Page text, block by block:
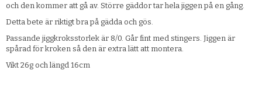
och den kommer att gå av. Större gäddor tar hela jiggen på en gång.
Detta bete är riktigt bra på gädda och gös.
Passande jiggkroksstorlek är 8/0. Går fint med stingers. Jiggen är
spårad för kroken så den är extra lätt att montera.
Vikt 26g och längd 16cm